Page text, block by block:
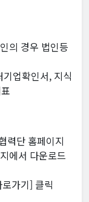
의 경우 법인등
업확인서, 지식
력단 홈페이지
에서 다운로드
가기] 클릭